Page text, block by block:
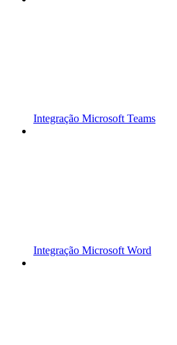
Integração Microsoft Teams
Integração Microsoft Word